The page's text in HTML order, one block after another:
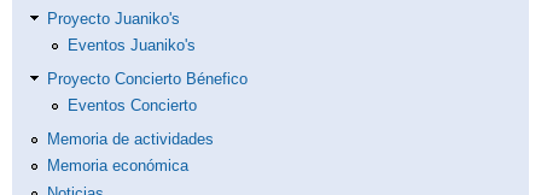
Proyecto Juaniko's
Eventos Juaniko's
Proyecto Concierto Bénefico
Eventos Concierto
Memoria de actividades
Memoria económica